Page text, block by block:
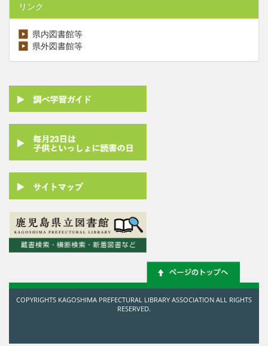
リンク
県内図書館等
県外図書館等
COPYRIGHTS KAGOSHIMA PREFECTURAL LIBRARY ASSOCIATION ALL RIGHTS
RESERVED.